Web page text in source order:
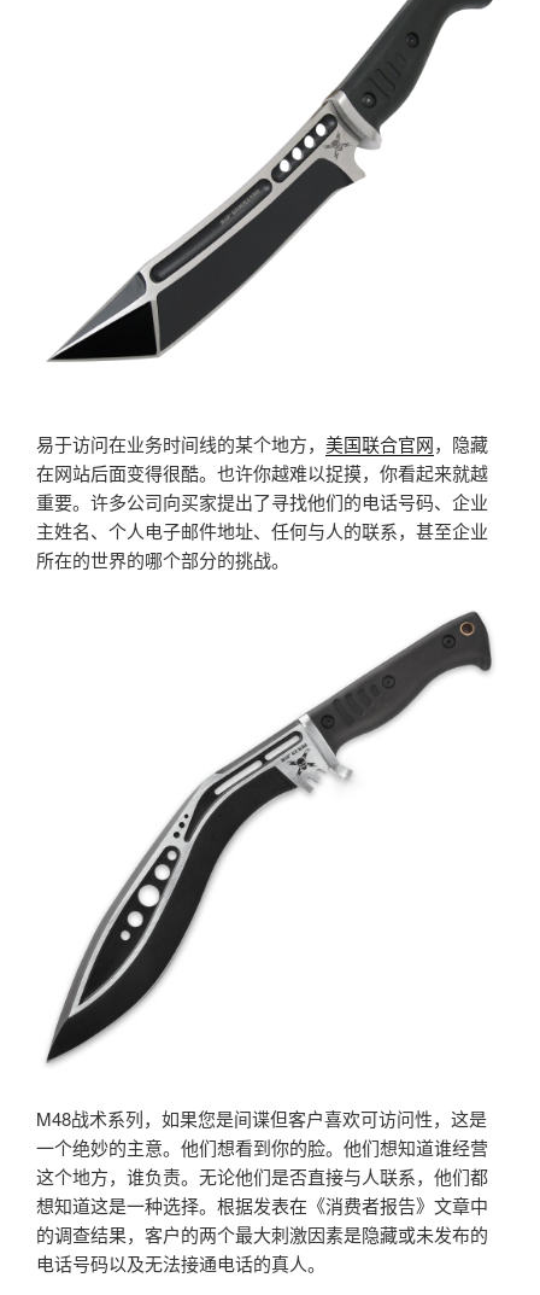
易于访问在业务时间线的某个地方， 美国联合官网，隐藏
在网站后面变得很酷。也许你越难以捉摸，你看起来就越
重要。许多公司向买家提出了寻找他们的电话号码、企业
主姓名、个人电子邮件地址、任何与人的联系，甚至企业
所在的世界的哪个部分的挑战。
M48战术系列，如果您是间谍但客户喜欢可访问性，这是
一个绝妙的主意。他们想看到你的脸。他们想知道谁经营
这个地方，谁负责。无论他们是否直接与人联系，他们都
想知道这是一种选择。根据发表在《消费者报告》文章中
的调查结果，客户的两个最大刺激因素是隐藏或未发布的
电话号码以及无法接通电话的真人。